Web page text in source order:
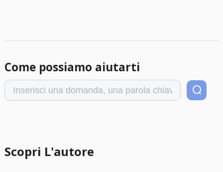
Come possiamo aiutarti
Scopri L'autore